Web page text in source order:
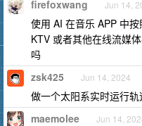
firefoxwang Jun 14,
使用 AI 在音乐 APP 中
KTV 或者其他在线流媒
吗
zsk425 Jun 14, 2024
做一个太阳系实时运行
maemolee Jun 14,